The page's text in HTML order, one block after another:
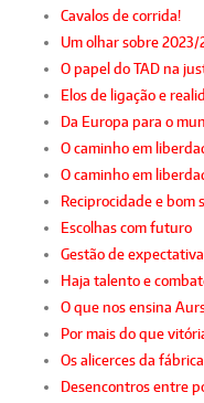
Cavalos de corrida!
Um olhar sobre 2023/
O papel do TAD na
Elos de ligação e
Da Europa para o
O caminho em
O caminho em
Reciprocidade e bom
Escolhas com futuro
Gestão de
Haja talento e
O que nos ensina
Por mais do que
Os alicerces da
Desencontros entre